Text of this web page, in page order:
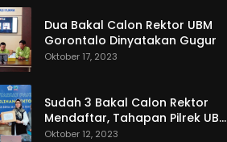
Dua Bakal Calon Rektor UBM
Gorontalo Dinyatakan Gugur
Oktober 17, 2023
Sudah 3 Bakal Calon Rektor
Mendaftar, Tahapan Pilrek UBM
Gorontalo Makin Seru
Oktober 12, 2023